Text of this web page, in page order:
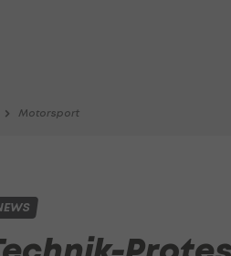
Motorsport